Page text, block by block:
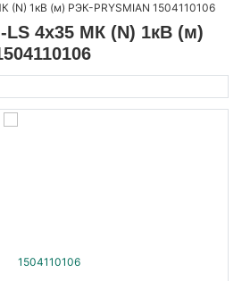
(N) 1кВ (м) РЭК-PRYSMIAN 1504110106
LS 4х35 МК (N) 1кВ (м)